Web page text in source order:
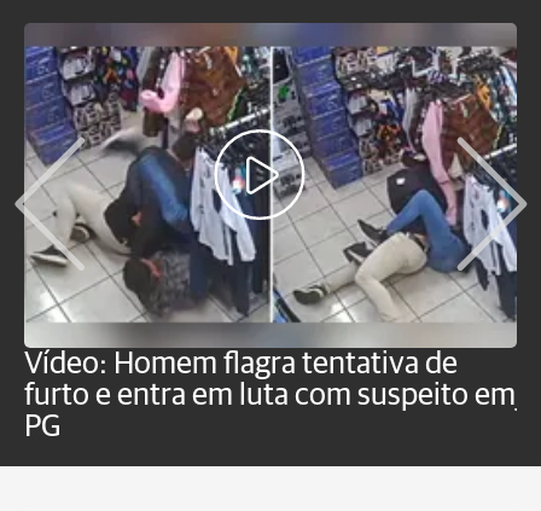
Vídeo: Homem flagra tentativa de
furto e entra em luta com suspeito em
PG